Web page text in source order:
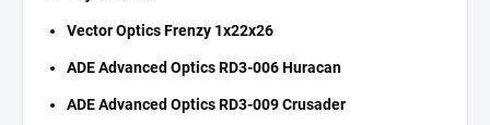
Vector Optics Frenzy 1x22x26
ADE Advanced Optics RD3-006 Huracan
ADE Advanced Optics RD3-009 Crusader